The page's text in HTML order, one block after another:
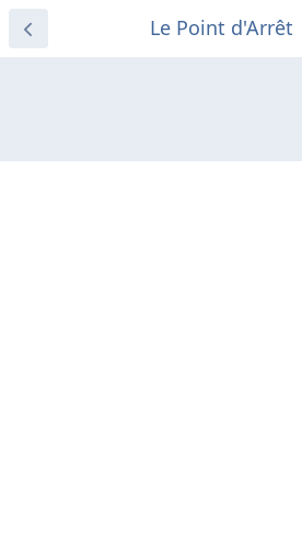
Le Point d'Arrêt